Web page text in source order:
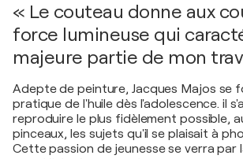
« Le couteau donne aux
force lumineuse qui
majeure partie de mon
Adepte de peinture, Jacques Majos se
pratique de l'huile dès l'adolescence. il
reproduire le plus fidèlement possible,
pinceaux, les sujets qu'il se plaisait à
Cette passion de jeunesse se verra par